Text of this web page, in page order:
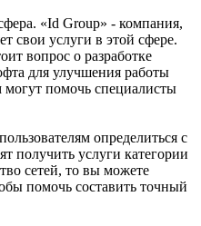
«Id Group» - компания,
свои услуги в этой сфере.
вопрос о разработке
для улучшения работы
могут помочь специалисты
определиться с
получить услуги категории
сетей, то вы можете
помочь составить точный